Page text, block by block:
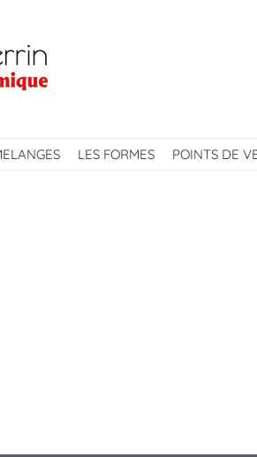
LES FORMES POINTS DE